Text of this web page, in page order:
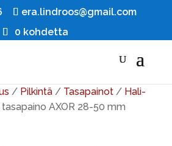
era.lindroos@gmail.com
0 kohdetta
/ Pilkintä/ Tasapainot/ Hali-
AXOR 28-50 mm